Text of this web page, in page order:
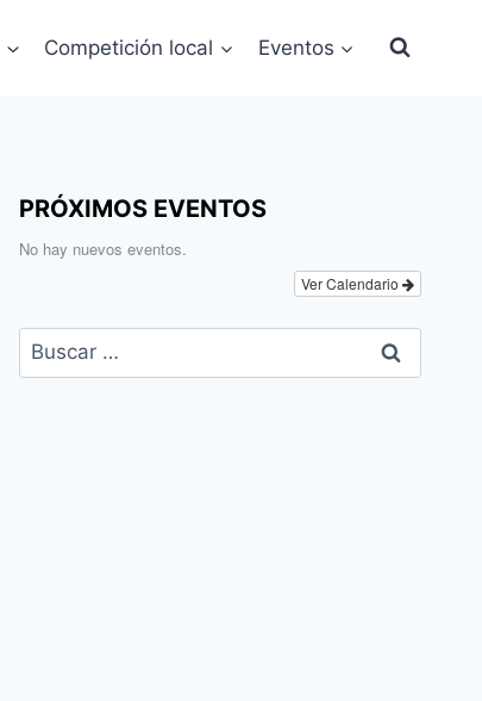
Competición local Eventos
PRÓXIMOS EVENTOS
No hay nuevos eventos.
Ver Calendario
Buscar: